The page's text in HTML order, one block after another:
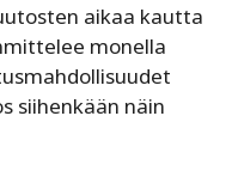
aikaa kautta
monella
siihenkään näin